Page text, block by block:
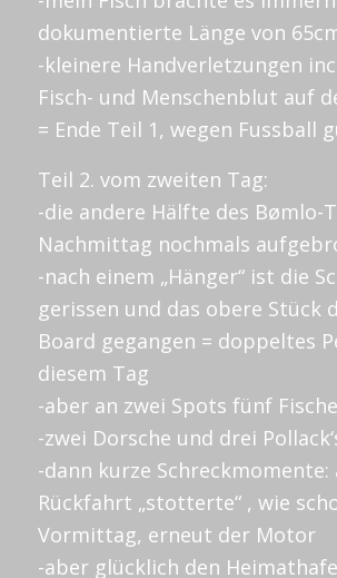
dokumentierte Länge von
-kleinere Handverletzungen
Fisch- und Menschenblut auf
= Ende Teil 1, wegen Fussball
Teil 2. vom zweiten Tag:
-die andere Hälfte des Bømlo-
Nachmittag nochmals
-nach einem „Hänger“ ist die
gerissen und das obere Stück
Board gegangen = doppeltes
diesem Tag
-aber an zwei Spots fünf
-zwei Dorsche und drei
-dann kurze Schreckmomente:
Rückfahrt „stotterte“ , wie
Vormittag, erneut der Motor
-aber glücklich den